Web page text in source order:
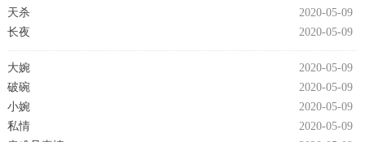
2020-05-09
天杀
2020-05-09
长夜
2020-05-09
大婉
2020-05-09
破碗
2020-05-09
小婉
2020-05-09
私情